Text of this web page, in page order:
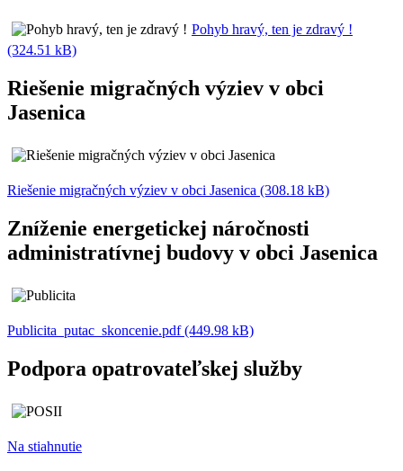
Pohyb hravý, ten je zdravý !
(324.51 kB)
Riešenie migračných výziev v obci
Jasenica
Riešenie migračných výziev v obci Jasenica (308.18 kB)
Zníženie energetickej náročnosti
administratívnej budovy v obci Jasenica
Publicita_putac_skoncenie.pdf (449.98 kB)
Podpora opatrovateľskej služby
Na stiahnutie